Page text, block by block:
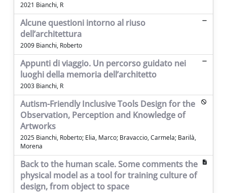
2021 Bianchi, R
Alcune questioni intorno al riuso
dell’architettura
2009 Bianchi, Roberto
Appunti di viaggio. Un percorso guidato nei
luoghi della memoria dell’architetto
2003 Bianchi, R
Autism-Friendly Inclusive Tools Design for the
Observation, Perception and Knowledge of
Artworks
2025 Bianchi, Roberto; Elia, Marco; Bravaccio, Carmela; Barilà,
Morena
Back to the human scale. Some comments the
physical model as a tool for training culture of
design, from object to space